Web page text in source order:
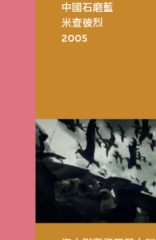
中國石磨藍
米查彼烈
2005